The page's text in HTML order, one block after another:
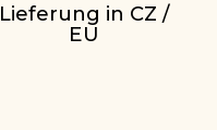
Lieferung in CZ /
EU